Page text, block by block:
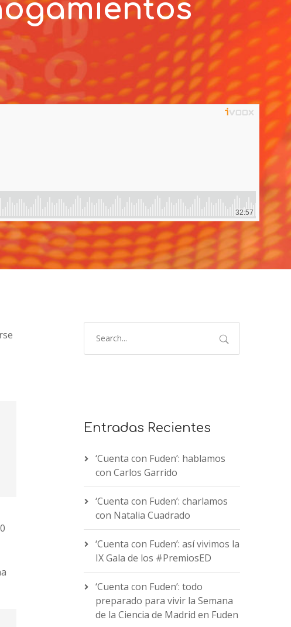
Entradas Recientes
‘Cuenta con Fuden’: hablamos
con Carlos Garrido
‘Cuenta con Fuden’: charlamos
con Natalia Cuadrado
‘Cuenta con Fuden’: así vivimos la
IX Gala de los #PremiosED
‘Cuenta con Fuden’: todo
preparado para vivir la Semana
de la Ciencia de Madrid en Fuden